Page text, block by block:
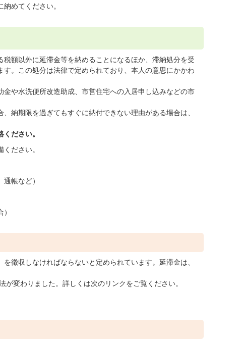
めてください。
額以外に延滞金等を納めることになるほか、滞納処分を受
。この処分は法律で定められており、本人の意思にかかわ
金や水洗便所改造助成、市営住宅への入居申し込みなどの市
納期限を過ぎてもすぐに納付できない理由がある場合は、
ださい。
ださい。
帳など）
徴収しなければならないと定められています。延滞金は、
が変わりました。詳しくは次のリンクをご覧ください。